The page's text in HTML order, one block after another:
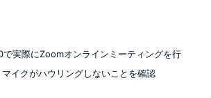
実際にZoomオンラインミーティングを行
イクがハウリングしないことを確認